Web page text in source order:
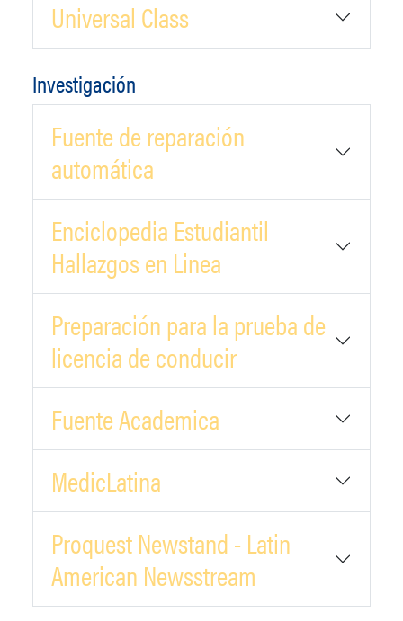
Universal Class
Investigación
Fuente de reparación
automática
Enciclopedia Estudiantil
Hallazgos en Linea
Preparación para la prueba de
licencia de conducir
Fuente Academica
MedicLatina
Proquest Newstand - Latin
American Newsstream